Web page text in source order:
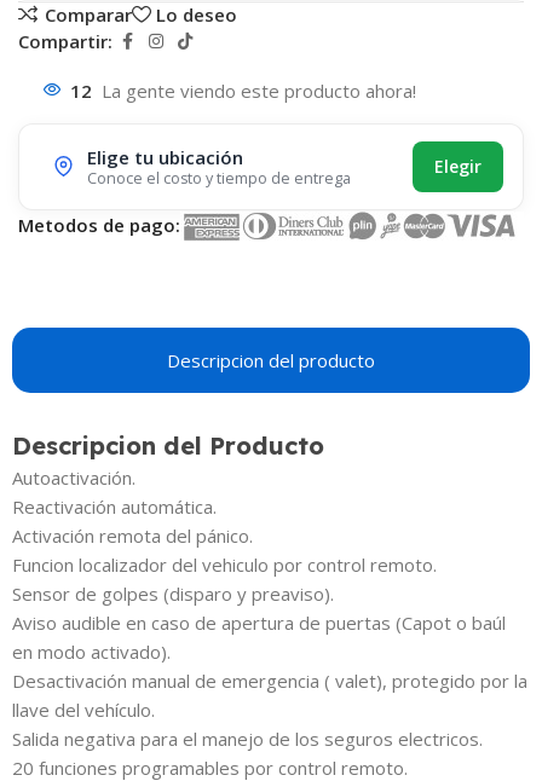
Comparar
Lo deseo
Compartir:
12 La gente viendo este producto ahora!
Elige tu ubicación
Conoce el costo y tiempo de entrega
Elegir
Metodos de pago:
Descripcion del producto
Descripcion del Producto
Autoactivación.
Reactivación automática.
Activación remota del pánico.
Funcion localizador del vehiculo por control remoto.
Sensor de golpes (disparo y preaviso).
Aviso audible en caso de apertura de puertas (Capot o baúl
en modo activado).
Desactivación manual de emergencia ( valet), protegido por la
llave del vehículo.
Salida negativa para el manejo de los seguros electricos.
20 funciones programables por control remoto.